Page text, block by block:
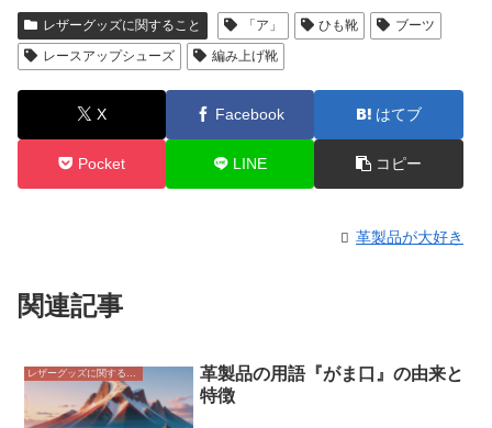
レザーグッズに関すること 「ア」 ひも靴
ブーツ
レースアップシューズ
編み上げ靴
X Facebook はてブ
Pocket LINE コピー
革製品が大好き
関連記事
革製品の用語『がま口』の由来と
特徴